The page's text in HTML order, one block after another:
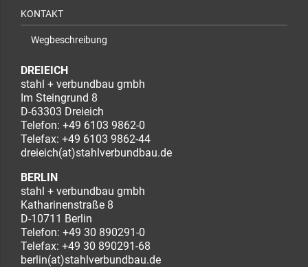
KONTAKT
Wegbeschreibung
DREIEICH
stahl + verbundbau gmbh
Im Steingrund 8
D-63303 Dreieich
Telefon: +49 6103 9862-0
Telefax: +49 6103 9862-44
dreieich(at)stahlverbundbau.de
BERLIN
stahl + verbundbau gmbh
Katharinenstraße 8
D-10711 Berlin
Telefon: +49 30 890291-0
Telefax: +49 30 890291-68
berlin(at)stahlverbundbau.de